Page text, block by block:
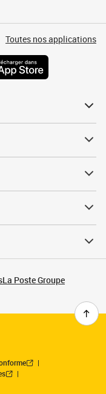
Toutes nos applications
La Poste Groupe